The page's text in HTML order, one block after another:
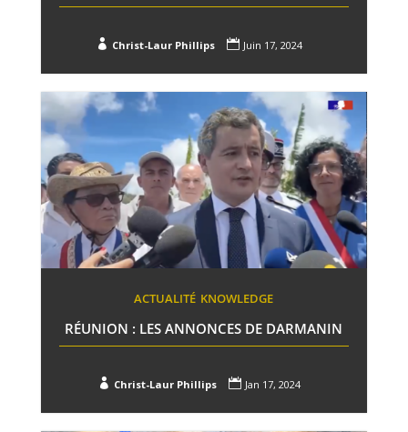
 Christ-Laur Phillips  Juin 17, 2024
ACTUALITÉ KNOWLEDGE
RÉUNION : LES ANNONCES DE DARMANIN
 Christ-Laur Phillips  Jan 17, 2024